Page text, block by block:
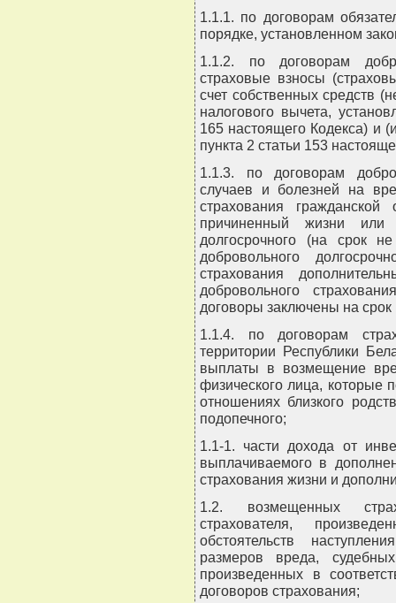
1.1.1. по договорам
порядке, установленном
1.1.2. по договорам
страховые взносы
счет собственных средств
налогового вычета,
165 настоящего Кодекса) и
пункта 2 статьи 153
1.1.3. по договорам
случаев и болезней на
страхования гражданской
причиненный жизни или
долгосрочного (на срок
добровольного
страхования
добровольного
договоры заключены на
1.1.4. по договорам
территории Республики
выплаты в возмещение
физического лица,
отношениях близкого
подопечного;
1.1-1. части дохода от
выплачиваемого в
страхования жизни и
1.2. возмещенных
страхователя,
обстоятельств
размеров вреда,
произведенных в
договоров страхования;